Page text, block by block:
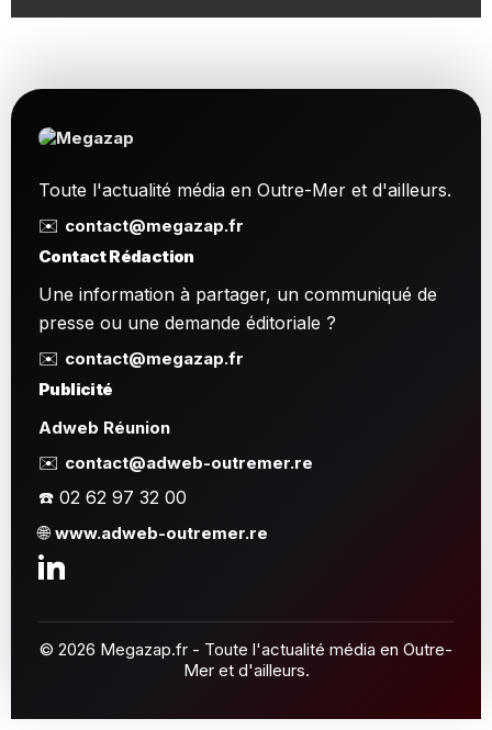
Toute l'actualité média en Outre-Mer et d'ailleurs.
✉️ contact@megazap.fr
Contact Rédaction
Une information à partager, un communiqué de
presse ou une demande éditoriale ?
✉️ contact@megazap.fr
Publicité
Adweb Réunion
✉️ contact@adweb-outremer.re
☎️ 02 62 97 32 00
🌐www.adweb-outremer.re
© 2026 Megazap.fr - Toute l'actualité média en Outre-
Mer et d'ailleurs.